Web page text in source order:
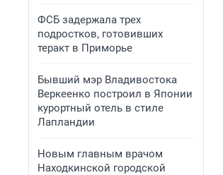
ФСБ задержала трех
подростков, готовивших
теракт в Приморье
Бывший мэр Владивостока
Веркеенко построил в Японии
курортный отель в стиле
Лапландии
Новым главным врачом
Находкинской городской